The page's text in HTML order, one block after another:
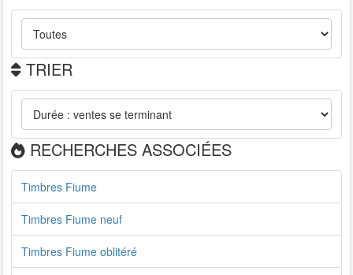
TRIER
RECHERCHES ASSOCIÉES
Timbres Fiume
Timbres Fiume neuf
Timbres Fiume oblitéré